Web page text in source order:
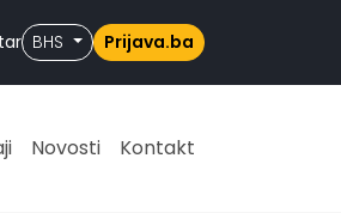
BHS Prijava.ba
Novosti Kontakt